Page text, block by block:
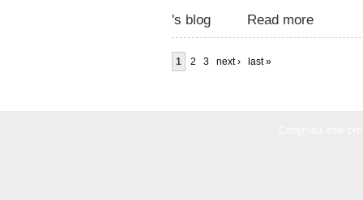
's blog Read more
1 2 3 next › last »